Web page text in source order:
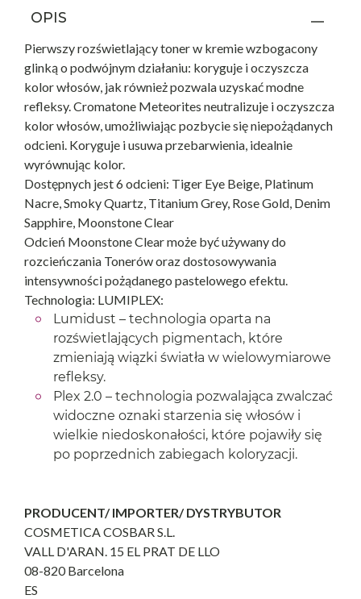
OPIS
Pierwszy rozświetlający toner w kremie wzbogacony
glinką o podwójnym działaniu: koryguje i oczyszcza
kolor włosów, jak również pozwala uzyskać modne
refleksy. Cromatone Meteorites neutralizuje i oczyszcza
kolor włosów, umożliwiając pozbycie się niepożądanych
odcieni. Koryguje i usuwa przebarwienia, idealnie
wyrównując kolor.
Dostępnych jest 6 odcieni: Tiger Eye Beige, Platinum
Nacre, Smoky Quartz, Titanium Grey, Rose Gold, Denim
Sapphire, Moonstone Clear
Odcień Moonstone Clear może być używany do
rozcieńczania Tonerów oraz dostosowywania
intensywności pożądanego pastelowego efektu.
Technologia: LUMIPLEX:
Lumidust – technologia oparta na
rozświetlających pigmentach, które
zmieniają wiązki światła w wielowymiarowe
refleksy.
Plex 2.0 – technologia pozwalająca zwalczać
widoczne oznaki starzenia się włosów i
wielkie niedoskonałości, które pojawiły się
po poprzednich zabiegach koloryzacji.
PRODUCENT/ IMPORTER/ DYSTRYBUTOR
COSMETICA COSBAR S.L.
VALL D'ARAN. 15 EL PRAT DE LLO
08-820 Barcelona
ES